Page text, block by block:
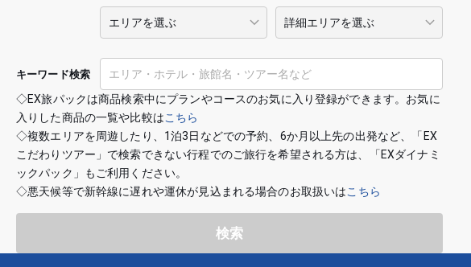
キーワード検索
◇EX旅パックは商品検索中にプランやコースのお気に入り登録ができます。お気に
入りした商品の一覧や比較はこちら
◇複数エリアを周遊したり、1泊3日などでの予約、6か月以上先の出発など、「EX
こだわりツアー」で検索できない行程でのご旅行を希望される方は、「EXダイナミ
ックパック」もご利用ください。
◇悪天候等で新幹線に遅れや運休が見込まれる場合のお取扱いはこちら
検索